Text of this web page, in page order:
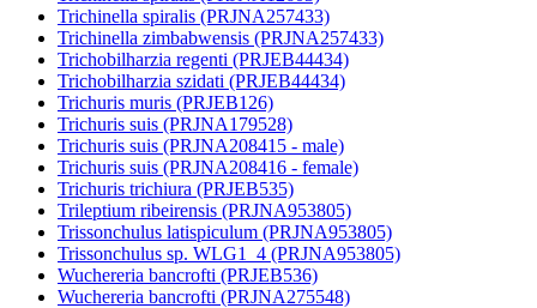
Trichinella spiralis (PRJNA257433)
Trichinella zimbabwensis (PRJNA257433)
Trichobilharzia regenti (PRJEB44434)
Trichobilharzia szidati (PRJEB44434)
Trichuris muris (PRJEB126)
Trichuris suis (PRJNA179528)
Trichuris suis (PRJNA208415 - male)
Trichuris suis (PRJNA208416 - female)
Trichuris trichiura (PRJEB535)
Trileptium ribeirensis (PRJNA953805)
Trissonchulus latispiculum (PRJNA953805)
Trissonchulus sp. WLG1_4 (PRJNA953805)
Wuchereria bancrofti (PRJEB536)
Wuchereria bancrofti (PRJNA275548)